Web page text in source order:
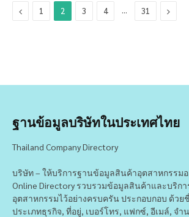
Previous
1 2 3 4 … 31 Next
ฐานข้อมูลบริษัทในประเทศไทย
Thailand Company Directory
บริษัท – ให้บริการฐานข้อมูลสินค้าอุตสาหกรรม
Online Directory รวบรวมข้อมูลสินค้าและบริก
อุตสาหกรรมไว้อย่างครบครัน ประกอบกอบ ด้วย
ประเภทธุรกิจ, ที่อยู่, เบอร์โทร, แฟกซ์, อีเมล์, จ